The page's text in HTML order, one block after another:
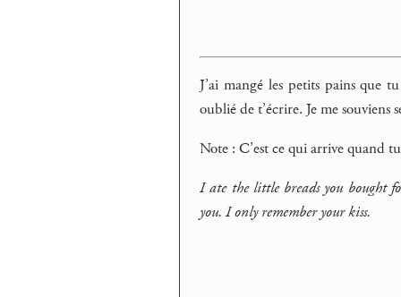
J’ai mangé les petits pains que
oublié de t’écrire. Je me souviens
Note : C’est ce qui arrive quand
I ate the little breads you bought
you. I only remember your kiss.